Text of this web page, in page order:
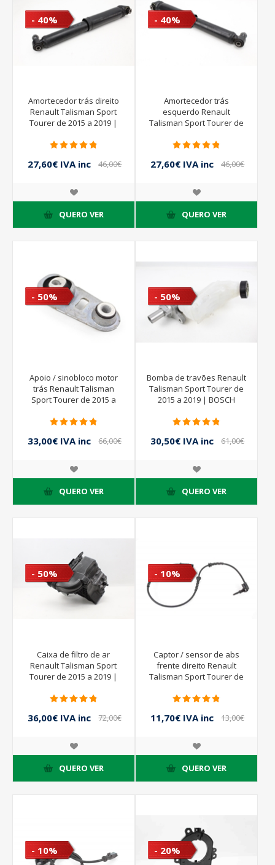
- 40%
Amortecedor trás direito
Renault Talisman Sport
Tourer de 2015 a 2019 |
27,60€ IVA inc
46,00€
QUERO VER
- 40%
Amortecedor trás
esquerdo Renault
Talisman Sport Tourer de
524011709192
27,60€ IVA inc
46,00€
QUERO VER
- 50%
Apoio / sinobloco motor
trás Renault Talisman
Sport Tourer de 2015 a
33,00€ IVA inc
66,00€
QUERO VER
- 50%
Bomba de travões Renault
Talisman Sport Tourer de
2015 a 2019 | BOSCH
30,50€ IVA inc
61,00€
QUERO VER
- 50%
Caixa de filtro de ar
Renault Talisman Sport
Tourer de 2015 a 2019 |
36,00€ IVA inc
72,00€
QUERO VER
- 10%
Captor / sensor de abs
frente direito Renault
Talisman Sport Tourer de
0265009613 479103473R
11,70€ IVA inc
13,00€
QUERO VER
- 10% - 20%